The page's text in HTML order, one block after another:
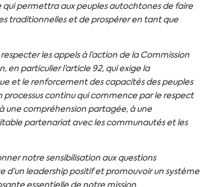
permettra aux peuples autochtones de faire
traditionnelles et de prospérer en tant que
respecter les appels à l’action de la Commission
en particulier l’article 92, qui exige la
et le renforcement des capacités des peuples
processus continu qui commence par le respect
une compréhension partagée, à une
partenariat avec les communautés et les
notre sensibilisation aux questions
d’un leadership positif et promouvoir un système
essentielle de notre mission.